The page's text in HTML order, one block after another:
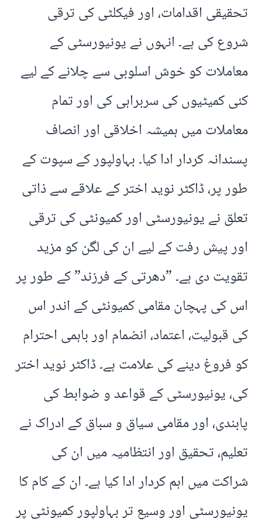
تحقیقی اقدامات، اور فیکلٹی کی ترقی
شروع کی ہے۔ انہوں نے یونیورسٹی کے
معاملات کو خوش اسلوبی سے چلانے کے لیے
کئی کمیٹیوں کی سربراہی کی اور تمام
معاملات میں ہمیشہ اخلاقی اور انصاف
پسندانہ کردار ادا کیا۔ بہاولپور کے سپوت کے
طور پر، ڈاکٹر نوید اختر کے علاقے سے ذاتی
تعلق نے یونیورسٹی اور کمیونٹی کی ترقی
اور پیش رفت کے لیے ان کی لگن کو مزید
تقویت دی ہے۔ ”دھرتی کے فرزند” کے طور پر
اس کی پہچان مقامی کمیونٹی کے اندر اس
کی قبولیت، اعتماد، انضمام اور باہمی احترام
کو فروغ دینے کی علامت ہے۔ ڈاکٹر نوید اختر
کی، یونیورسٹی کے قواعد و ضوابط کی
پابندی، اور مقامی سیاق و سباق کے ادراک نے
تعلیم، تحقیق اور انتظامیہ میں ان کی
شراکت میں اہم کردار ادا کیا ہے۔ ان کے کام کا
یونیورسٹی اور وسیع تر بہاولپور کمیونٹی پر